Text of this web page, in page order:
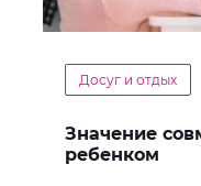
Досуг и отдых
Значение
ребенком